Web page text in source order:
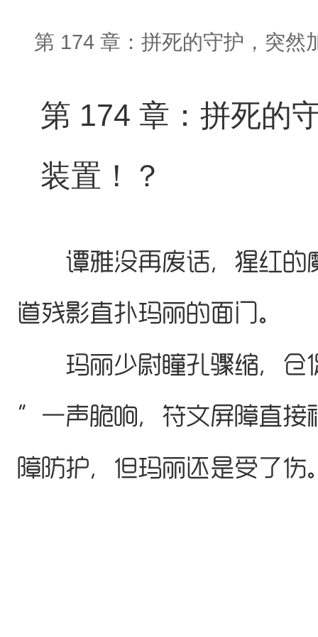
第 174 章：拼死的守护，突然
第 174 章：拼死的
装置！？